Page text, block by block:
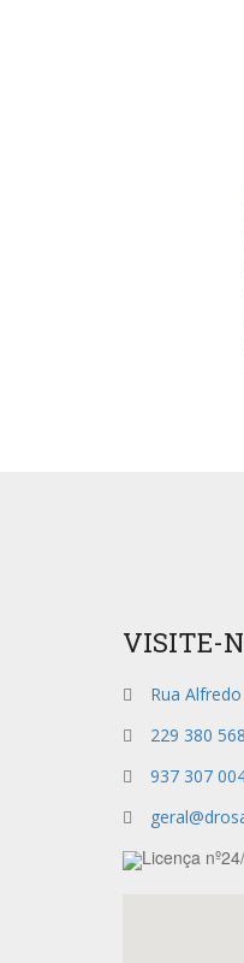
VISITE-
Rua
229 380 568
937 307
Licença